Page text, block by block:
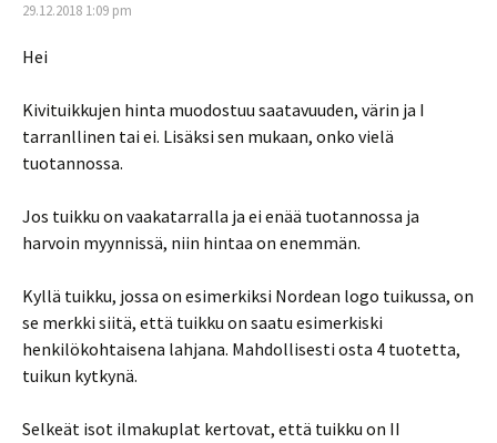
29.12.2018 1:09 pm
Hei
Kivituikkujen hinta muodostuu saatavuuden, värin ja I
tarranllinen tai ei. Lisäksi sen mukaan, onko vielä
tuotannossa.
Jos tuikku on vaakatarralla ja ei enää tuotannossa ja
harvoin myynnissä, niin hintaa on enemmän.
Kyllä tuikku, jossa on esimerkiksi Nordean logo tuikussa, on
se merkki siitä, että tuikku on saatu esimerkiski
henkilökohtaisena lahjana. Mahdollisesti osta 4 tuotetta,
tuikun kytkynä.
Selkeät isot ilmakuplat kertovat, että tuikku on II